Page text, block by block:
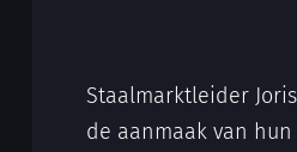
Staalmarktleider
de aanmaak van